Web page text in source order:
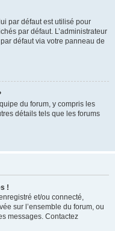
par défaut est utilisé pour
par défaut. L’administrateur
défaut via votre panneau de
du forum, y compris les
détails tels que les forums
!
et/ou connecté,
sur l’ensemble du forum, ou
messages. Contactez